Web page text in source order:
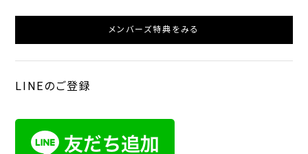
メンバーズ特典をみる
LINEのご登録